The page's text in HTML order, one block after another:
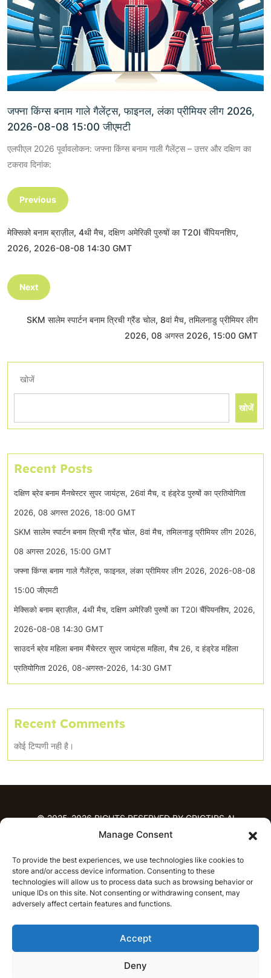
Manage Consent
To provide the best experiences, we use technologies like cookies to
store and/or access device information. Consenting to these
technologies will allow us to process data such as browsing behavior or
unique IDs on this site. Not consenting or withdrawing consent, may
adversely affect certain features and functions.
Accept
Deny
जफ्ना किंग्स बनाम गाले गैलेंट्स, फाइनल, लंका प्रीमियर लीग 2026,
2026-08-08 15:00 जीएमटी
एलपीएल 2026 पूर्वावलोकन: जफ्ना किंग्स बनाम गाली गैलेंट्स – उत्तर और दक्षिण का
टकराव दिनांक:
Previous
मेक्सिको बनाम ब्राज़ील, 4थी मैच, दक्षिण अमेरिकी पुरुषों का T20I चैंपियनशिप,
2026, 2026-08-08 14:30 GMT
Next
SKM सालेम स्पार्टन बनाम त्रिची ग्रैंड चोल, 8वां मैच, तमिलनाडु प्रीमियर लीग
2026, 08 अगस्त 2026, 15:00 GMT
खोजें
खोजें
Recent Posts
दक्षिण ब्रेव बनाम मैनचेस्टर सुपर जायंट्स, 26वां मैच, द हंड्रेड पुरुषों का प्रतियोगिता
2026, 08 अगस्त 2026, 18:00 GMT
SKM सालेम स्पार्टन बनाम त्रिची ग्रैंड चोल, 8वां मैच, तमिलनाडु प्रीमियर लीग 2026,
08 अगस्त 2026, 15:00 GMT
जफ्ना किंग्स बनाम गाले गैलेंट्स, फाइनल, लंका प्रीमियर लीग 2026, 2026-08-08
15:00 जीएमटी
मेक्सिको बनाम ब्राज़ील, 4थी मैच, दक्षिण अमेरिकी पुरुषों का T20I चैंपियनशिप, 2026,
2026-08-08 14:30 GMT
साउदर्न ब्रेव महिला बनाम मैंचेस्टर सुपर जायंट्स महिला, मैच 26, द हंड्रेड महिला
प्रतियोगिता 2026, 08-अगस्त-2026, 14:30 GMT
Recent Comments
कोई टिप्पणी नही है।
© 2025-2026 RIGHTS RESERVED BY CRICTIPS.AI
भविष्यवाणियाँ
आईपीएल भविष्यवाणियाँ
टी20 लीग भविष्यवाणियाँ
महिला क्रिकेट
नवीनतम क्रिकेट भविष्यवाणियाँ
भविष्यवाणी विश्लेषण
समाचार
आईपीएल समाचार